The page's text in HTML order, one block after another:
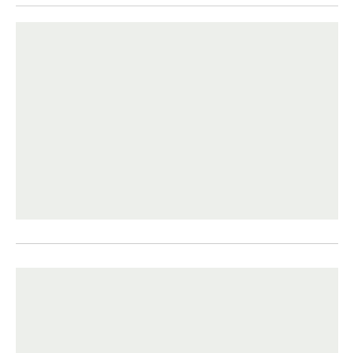
R$ 50,00, conforme o nível do cargo. O
Pernambuco oferece vagas